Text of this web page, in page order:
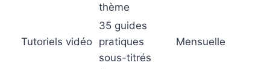
thème
Tutoriels vidéo
35 guides
pratiques
sous-titrés
Mensuelle